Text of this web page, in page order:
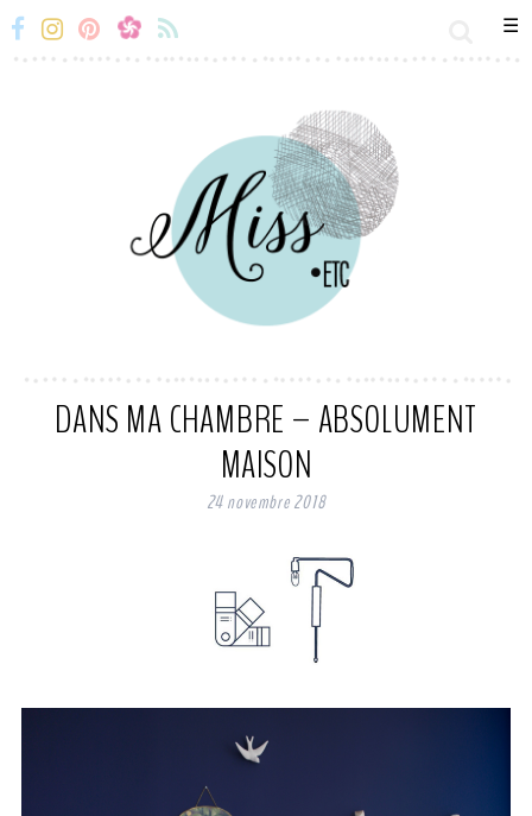
☰
Miss- Miss- Miss-
Flux
RSS
DANS MA CHAMBRE – ABSOLUMENT
MAISON
24 novembre 2018